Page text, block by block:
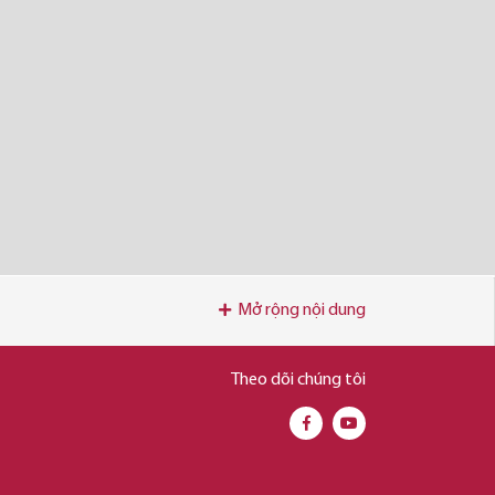
Mở rộng nội dung
Theo dõi chúng tôi